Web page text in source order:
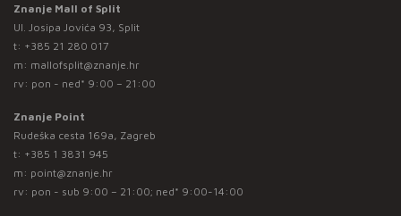
Znanje Mall of Split
Ul. Josipa Jovića 93, Split
t: +385 21 280 017
m: mallofsplit@znanje.hr
rv: pon - ned* 9:00 – 21:00
Znanje Point
Rudeška cesta 169a, Zagreb
t: +385 1 3831 945
m: point@znanje.hr
rv: pon - sub 9:00 – 21:00; ned* 9:00-14:00